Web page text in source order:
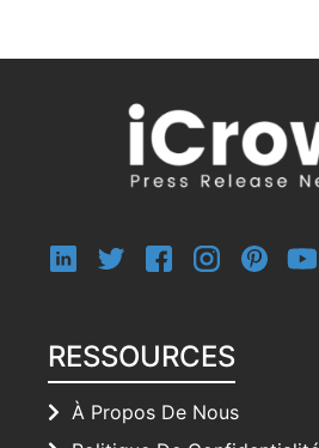
RESSOURCES
À Propos De Nous